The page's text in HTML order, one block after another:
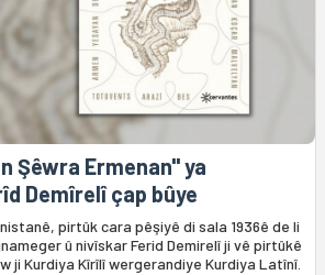
Şêwra Ermenan" ya
Demîrelî çap bûye
pirtûk cara pêşiyê di sala 1936ê de li
û nivîskar Ferid Demirelî ji vê pirtûkê
ji Kurdiya Kîrîlî wergerandiye Kurdiya Latînî.